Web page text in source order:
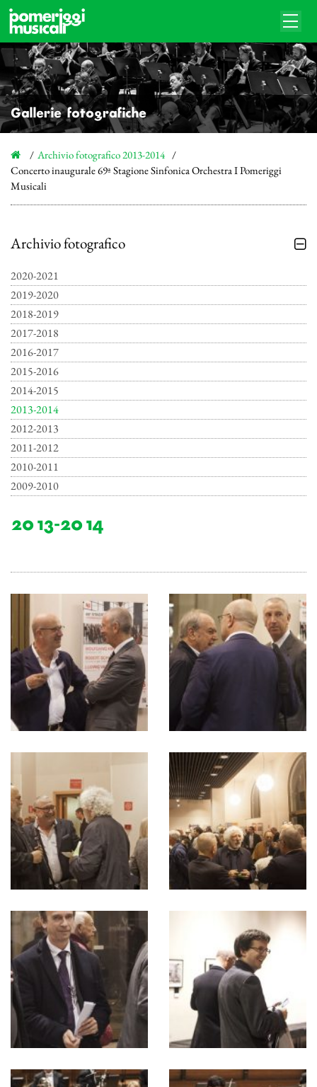
Gallerie fotografiche
Archivio fotografico 2013-2014
Concerto inaugurale 69ª Stagione Sinfonica Orchestra I Pomeriggi
Musicali
Archivio fotografico
2020-2021
2019-2020
2018-2019
2017-2018
2016-2017
2015-2016
2014-2015
2013-2014
2012-2013
2011-2012
2010-2011
2009-2010
2013-2014